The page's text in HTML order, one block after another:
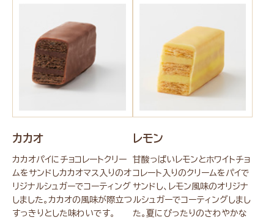
カカオ
カカオパイにチョコレートクリー
ムをサンドしカカオマス入りのオ
リジナルシュガーでコーティング
しました。カカオの風味が際立つ
すっきりとした味わいです。
レモン
甘酸っぱいレモンとホワイトチョ
コレート入りのクリームをパイで
サンドし、レモン風味のオリジナ
ルシュガーでコーティングしまし
た。夏にぴったりのさわやかな